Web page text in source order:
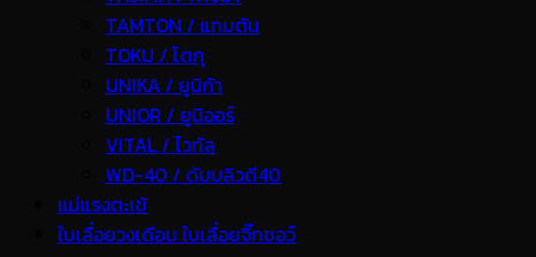
TAMTON / แทมตัน
TOKU / โตกุ
UNIKA / ยูนิก้า
UNIOR / ยูนิออร์
VITAL / ไวทัล
WD-40 / ดับบลิวดี40
แม่แรงตะเข้
ใบเลื่อยวงเดือน ใบเลื่อยจิ๊กซอว์